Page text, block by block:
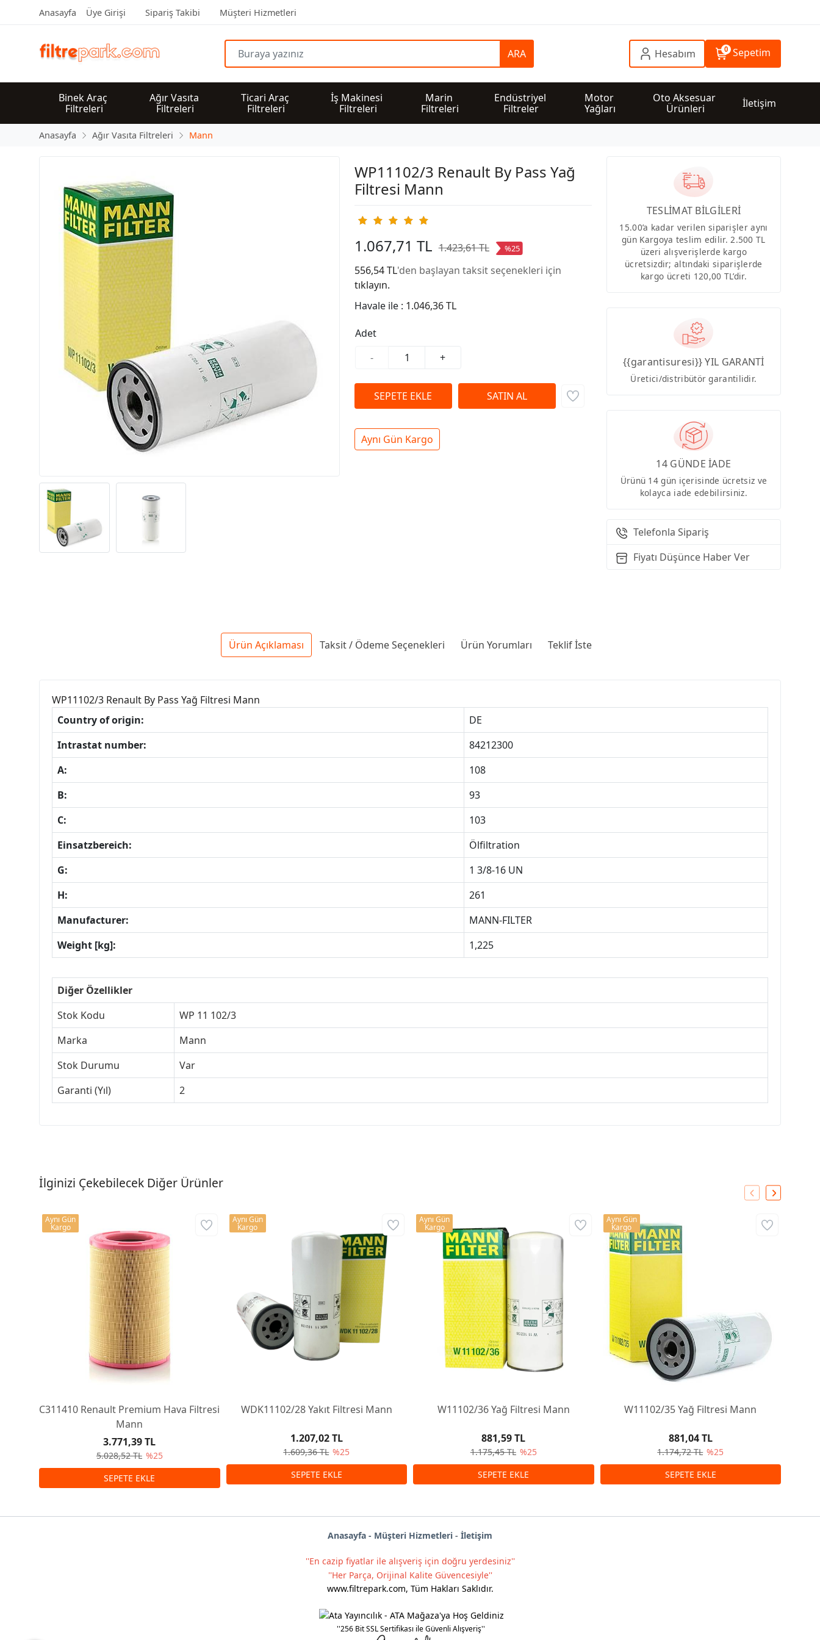
Anasayfa Üye Girişi Sipariş Takibi Müşteri Hizmetleri
ARA Hesabım 0 Sepetim
Binek Araç
Filtreleri
Ağır Vasıta
Filtreleri
Ticari Araç
Filtreleri
İş Makinesi
Filtreleri
Marin
Filtreleri
Endüstriyel
Filtreler
Motor
Yağları
Oto Aksesuar
Ürünleri
İletişim
Anasayfa Ağır Vasıta Filtreleri Mann
WP11102/3 Renault By Pass Yağ
Filtresi Mann
1.067,71 TL 1.423,61 TL %25
556,54 TL'den başlayan taksit seçenekleri için
tıklayın.
Havale ile : 1.046,36 TL
Adet
-
+
Aynı Gün Kargo
TESLİMAT BİLGİLERİ
15.00’a kadar verilen siparişler aynı
gün Kargoya teslim edilir. 2.500 TL
üzeri alışverişlerde kargo
ücretsizdir; altındaki siparişlerde
kargo ücreti 120,00 TL’dir.
{{garantisuresi}} YIL GARANTİ
Üretici/distribütör garantilidir.
14 GÜNDE İADE
Ürünü 14 gün içerisinde ücretsiz ve
kolayca iade edebilirsiniz.
Telefonla Sipariş
Fiyatı Düşünce Haber Ver
Ürün Açıklaması Taksit / Ödeme Seçenekleri Ürün Yorumları Teklif İste
WP11102/3 Renault By Pass Yağ Filtresi Mann
Country of origin:
DE
Intrastat number:
84212300
A:
108
B:
93
C:
103
Einsatzbereich:
Ölfiltration
G:
1 3/8-16 UN
H:
261
Manufacturer:
MANN-FILTER
Weight [kg]:
1,225
Diğer Özellikler
Stok Kodu
WP 11 102/3
Marka
Mann
Stok Durumu
Var
Garanti (Yıl)
2
İlginizi Çekebilecek Diğer Ürünler
C311410 Renault Premium Hava Filtresi
Mann
5.028,52 TL %25
3.771,39 TL
Aynı Gün
Kargo
WDK11102/28 Yakıt Filtresi Mann
1.609,36 TL %25
1.207,02 TL
Aynı Gün
Kargo
W11102/36 Yağ Filtresi Mann
1.175,45 TL %25
881,59 TL
Aynı Gün
Kargo
W11102/35 Yağ Filtresi Mann
1.174,72 TL %25
881,04 TL
Aynı Gün
Kargo
Anasayfa - Müşteri Hizmetleri - İletişim
''En cazip fiyatlar ile alışveriş için doğru yerdesiniz''
''Her Parça, Orijinal Kalite Güvencesiyle''
www.filtrepark.com, Tüm Hakları Saklıdır.
''256 Bit SSL Sertifikası ile Güvenli Alışveriş''